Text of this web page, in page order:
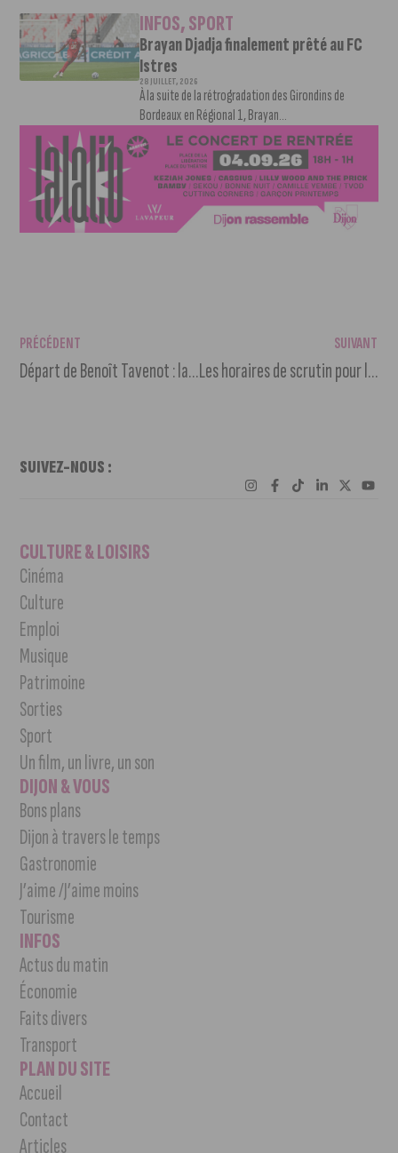
INFOS,SPORT
Brayan Djadja finalement prêté au FC
Istres
28 JUILLET, 2026
À la suite de la rétrogradation des Girondins de
Bordeaux en Régional 1, Brayan...
PRÉCÉDENT
Départ de Benoît Tavenot : la fin d’un chapitre au DFCO
SUIVANT
Les horaires de scrutin pour les élections européennes
SUIVEZ-NOUS :
CULTURE & LOISIRS
Cinéma
Culture
Emploi
Musique
Patrimoine
Sorties
Sport
Un film, un livre, un son
DIJON & VOUS
Bons plans
Dijon à travers le temps
Gastronomie
J’aime /J’aime moins
Tourisme
INFOS
Actus du matin
Économie
Faits divers
Transport
PLAN DU SITE
Accueil
Contact
Articles